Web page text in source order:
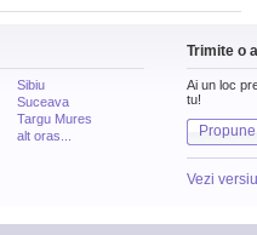
Sibiu
Suceava
Targu Mures
alt oras...
Trimite o
Ai un loc
tu!
Vezi